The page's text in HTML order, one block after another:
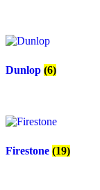
Dunlop (6)
Firestone (19)